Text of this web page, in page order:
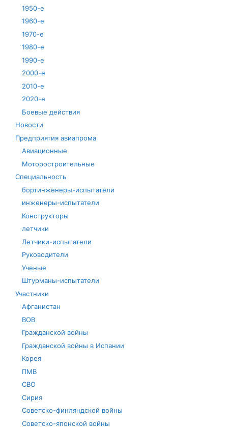
1950-е
1960-е
1970-е
1980-е
1990-е
2000-е
2010-е
2020-е
Боевые действия
Новости
Предприятия авиапрома
Авиационные
Моторостроительные
Специальность
бортинженеры-испытатели
инженеры-испытатели
Конструкторы
летчики
Летчики-испытатели
Руководители
Ученые
Штурманы-испытатели
Участники
Афганистан
ВОВ
Гражданской войны
Гражданской войны в Испании
Корея
ПМВ
СВО
Сирия
Советско-финляндской войны
Советско-японской войны